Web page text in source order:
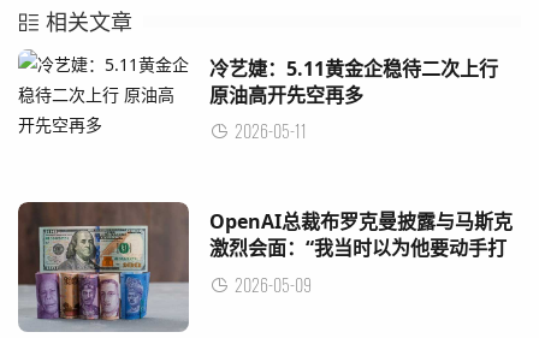
相关文章
冷艺婕：5.11黄金企稳待二次上行
原油高开先空再多
2026-05-11
OpenAI总裁布罗克曼披露与马斯克
激烈会面：“我当时以为他要动手打
我”2026-05-09